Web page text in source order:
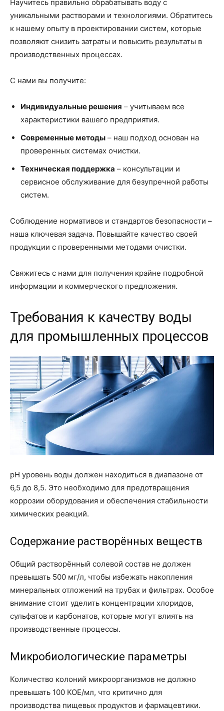
Научитесь правильно обрабатывать воду с
уникальными растворами и технологиями. Обратитесь
к нашему опыту в проектировании систем, которые
позволяют снизить затраты и повысить результаты в
производственных процессах.
С нами вы получите:
Индивидуальные решения – учитываем все
характеристики вашего предприятия.
Современные методы – наш подход основан на
проверенных системах очистки.
Техническая поддержка – консультации и
сервисное обслуживание для безупречной работы
систем.
Соблюдение нормативов и стандартов безопасности –
наша ключевая задача. Повышайте качество своей
продукции с проверенными методами очистки.
Свяжитесь с нами для получения крайне подробной
информации и коммерческого предложения.
Требования к качеству воды
для промышленных процессов
pH уровень воды должен находиться в диапазоне от
6,5 до 8,5. Это необходимо для предотвращения
коррозии оборудования и обеспечения стабильности
химических реакций.
Содержание растворённых веществ
Общий растворённый солевой состав не должен
превышать 500 мг/л, чтобы избежать накопления
минеральных отложений на трубах и фильтрах. Особое
внимание стоит уделить концентрации хлоридов,
сульфатов и карбонатов, которые могут влиять на
производственные процессы.
Микробиологические параметры
Количество колоний микроорганизмов не должно
превышать 100 КОЕ/мл, что критично для
производства пищевых продуктов и фармацевтики.